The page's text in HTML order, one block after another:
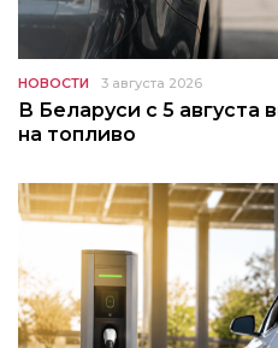
НОВОСТИ 3 августа 2026
В Беларуси с 5 августа
на топливо